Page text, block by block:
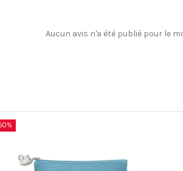
Aucun avis n'a été publié pour le